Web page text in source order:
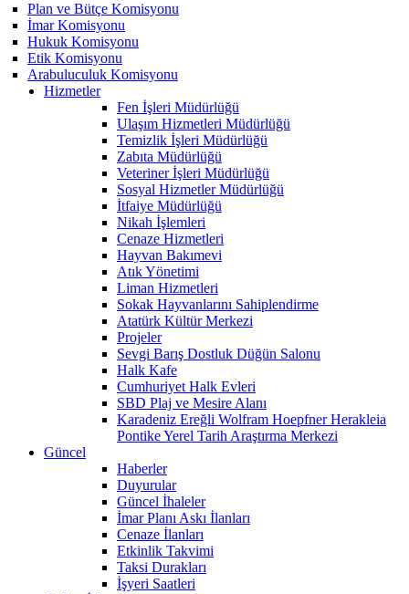
Plan ve Bütçe Komisyonu
İmar Komisyonu
Hukuk Komisyonu
Etik Komisyonu
Arabuluculuk Komisyonu
Hizmetler
Fen İşleri Müdürlüğü
Ulaşım Hizmetleri Müdürlüğü
Temizlik İşleri Müdürlüğü
Zabıta Müdürlüğü
Veteriner İşleri Müdürlüğü
Sosyal Hizmetler Müdürlüğü
İtfaiye Müdürlüğü
Nikah İşlemleri
Cenaze Hizmetleri
Hayvan Bakımevi
Atık Yönetimi
Liman Hizmetleri
Sokak Hayvanlarını Sahiplendirme
Atatürk Kültür Merkezi
Projeler
Sevgi Barış Dostluk Düğün Salonu
Halk Kafe
Cumhuriyet Halk Evleri
SBD Plaj ve Mesire Alanı
Karadeniz Ereğli Wolfram Hoepfner Herakleia
Pontike Yerel Tarih Araştırma Merkezi
Güncel
Haberler
Duyurular
Güncel İhaleler
İmar Planı Askı İlanları
Cenaze İlanları
Etkinlik Takvimi
Taksi Durakları
İşyeri Saatleri